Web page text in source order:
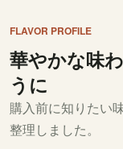
FLAVOR PROFILE
華やかな味
うに
購入前に知りたい
整理しました。